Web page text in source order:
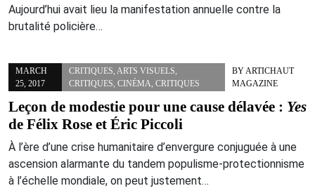
Aujourd’hui avait lieu la manifestation annuelle contre la
brutalité policière…
MARCH
25, 2017
CRITIQUES ARTS VISUELS
CRITIQUES CINÉMA CRITIQUES
BY ARTICHAUT
MAGAZINE
Leçon de modestie pour une cause délavée : Yes
de Félix Rose et Éric Piccoli
À l’ère d’une crise humanitaire d’envergure conjuguée à une
ascension alarmante du tandem populisme-protectionnisme
à l’échelle mondiale, on peut justement…